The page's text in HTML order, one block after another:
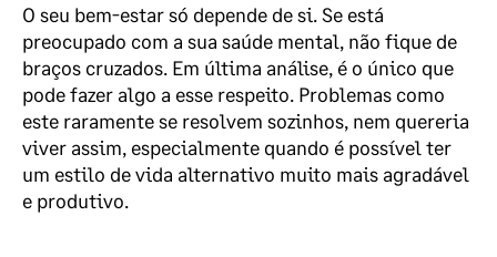
O seu bem-estar só depende de si. Se está
preocupado com a sua saúde mental, não fique de
braços cruzados. Em última análise, é o único que
pode fazer algo a esse respeito. Problemas como
este raramente se resolvem sozinhos, nem quereria
viver assim, especialmente quando é possível ter
um estilo de vida alternativo muito mais agradável
e produtivo.